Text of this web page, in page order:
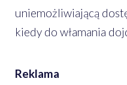
uniemożliwiającą
kiedy do włamania
Reklama